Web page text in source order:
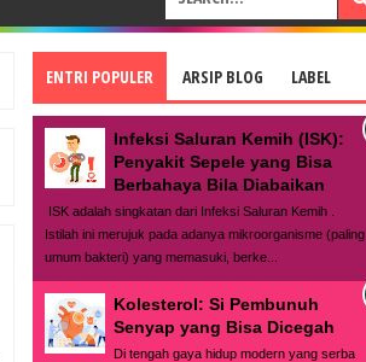
ENTRI POPULER ARSIP BLOG LABEL
Infeksi Saluran Kemih (ISK):
Penyakit Sepele yang Bisa
Berbahaya Bila Diabaikan
ISK adalah singkatan dari Infeksi Saluran Kemih .
Istilah ini merujuk pada adanya mikroorganisme (paling
umum bakteri) yang memasuki, berke...
Kolesterol: Si Pembunuh
Senyap yang Bisa Dicegah
Di tengah gaya hidup modern yang serba